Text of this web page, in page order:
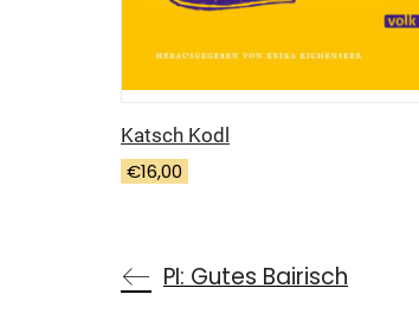
Katsch Kodl
€16,00
PI: Gutes Bairisch